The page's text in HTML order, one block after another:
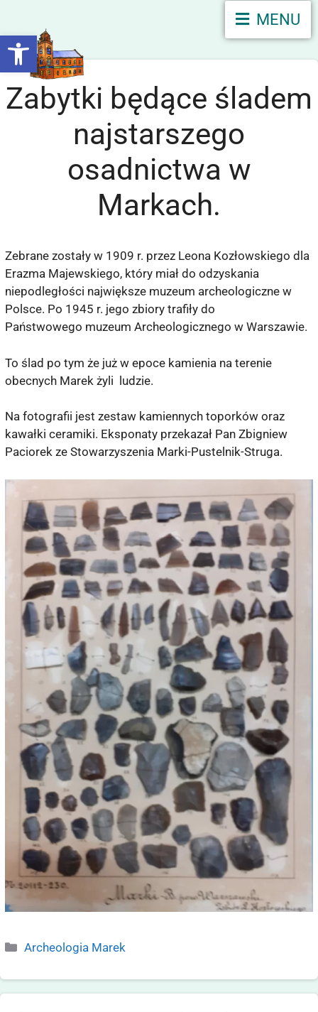
Otwórz pasek narzędzi
MENU
Zabytki będące śladem
najstarszego
osadnictwa w
Markach.
Zebrane zostały w 1909 r. przez Leona Kozłowskiego dla
Erazma Majewskiego, który miał do odzyskania
niepodległości największe muzeum archeologiczne w
Polsce. Po 1945 r. jego zbiory trafiły do
Państwowego muzeum Archeologicznego w Warszawie.
To ślad po tym że już w epoce kamienia na terenie
obecnych Marek żyli ludzie.
Na fotografii jest zestaw kamiennych toporków oraz
kawałki ceramiki. Eksponaty przekazał Pan Zbigniew
Paciorek ze Stowarzyszenia Marki-Pustelnik-Struga.
Archeologia Marek